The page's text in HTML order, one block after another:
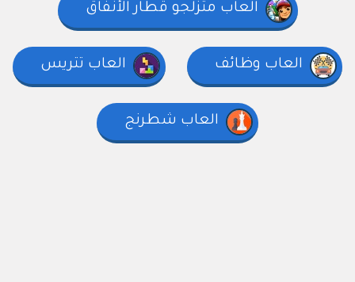
العاب متزلجو قطار الأنفاق
العاب وظائف العاب تتريس
العاب شطرنج